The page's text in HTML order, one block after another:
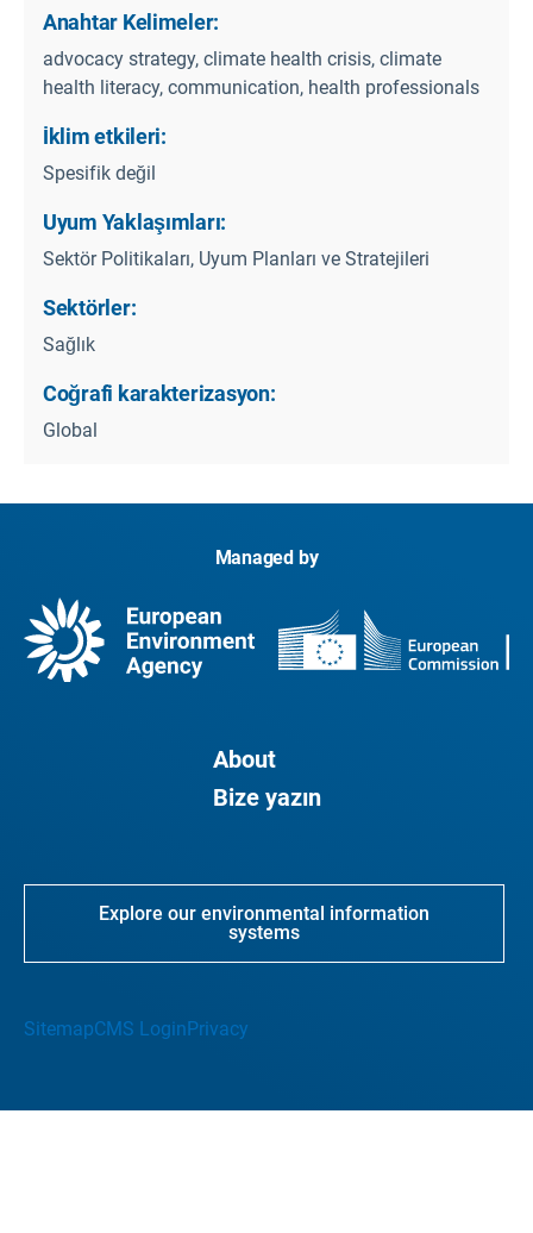
Anahtar Kelimeler:
advocacy strategy, climate health crisis, climate
health literacy, communication, health professionals
İklim etkileri:
Spesifik değil
Uyum Yaklaşımları:
Sektör Politikaları, Uyum Planları ve Stratejileri
Sektörler:
Sağlık
Coğrafi karakterizasyon:
Global
Managed by
About
Bize yazın
Explore our environmental information
systems
SitemapCMS LoginPrivacy